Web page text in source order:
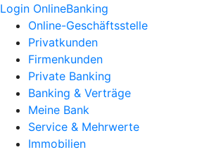
Login OnlineBanking
Online-Geschäftsstelle
Privatkunden
Firmenkunden
Private Banking
Banking & Verträge
Meine Bank
Service & Mehrwerte
Immobilien